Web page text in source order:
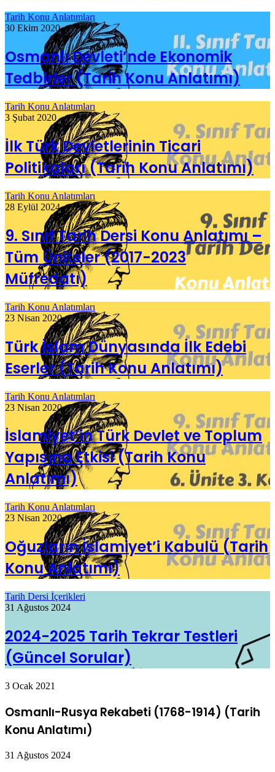
Tarih Konu Anlatımları
30 Ekim 2020
Osmanlı Devleti’nde Ekonomik
Tedbirler (Tarih Konu Anlatımı)
Tarih Konu Anlatımları
3 Şubat 2020
İlk Türk Devletlerinin Ticari
Politikaları (Tarih Konu Anlatımı)
Tarih Konu Anlatımları
28 Eylül 2024
9. Sınıf Tarih Dersi Konu Anlatımı –
Tüm Üniteler (2017-2023
Müfredatı)
Tarih Konu Anlatımları
23 Nisan 2020
Türk İslam Dünyasında İlk Edebi
Eserler (Tarih Konu Anlatımı)
Tarih Konu Anlatımları
23 Nisan 2020
İslamiyet’in Türk Devlet ve Toplum
Yapısına Etkisi (Tarih Konu
Anlatımı)
Tarih Konu Anlatımları
23 Nisan 2020
Oğuzların İslamiyet’i Kabulü (Tarih
Konu Anlatımı)
Tarih Dersi İçerikleri
31 Ağustos 2024
2024-2025 Tarih Tekrar Testleri
(Güncel Sorular)
3 Ocak 2021
Osmanlı-Rusya Rekabeti (1768-1914) (Tarih
Konu Anlatımı)
31 Ağustos 2024